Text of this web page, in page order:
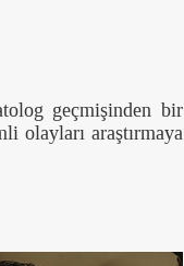
geçmişinden bir
olayları araştırmaya